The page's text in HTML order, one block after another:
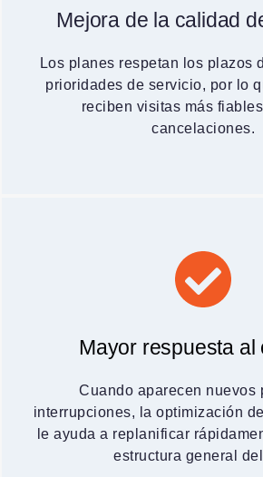
Mejora de la calidad
Los planes respetan los plazos
prioridades de servicio, por lo
reciben visitas más
cancelaciones.
Mayor respuesta al
Cuando aparecen nuevos
interrupciones, la optimización
le ayuda a replanificar
estructura general